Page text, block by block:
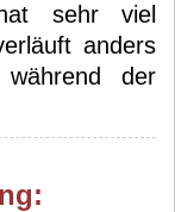
sehr viel
anders
der